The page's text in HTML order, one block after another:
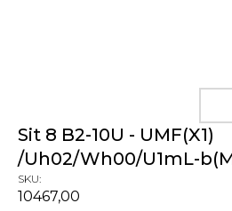
Sit 8 B2-10U - UMF(X1)
/Uh02/Wh00/U1mL-
SKU:
10467,00